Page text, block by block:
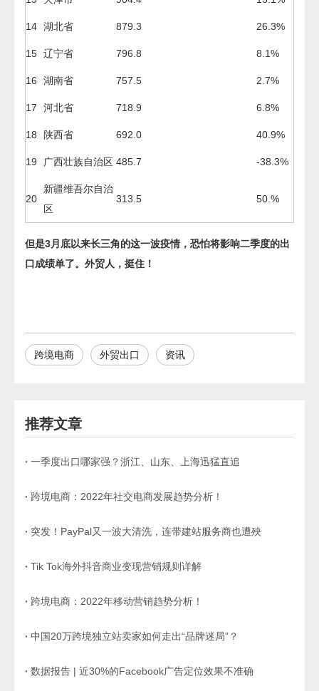
14 湖北省 879.3 26.3%
15 辽宁省 796.8 8.1%
16 湖南省 757.5 2.7%
17 河北省 718.9 6.8%
18 陕西省 692.0 40.9%
19 广西壮族自治区 485.7 -38.3%
20
新疆维吾尔自治
区
313.5 50.%
但是3月底以来长三角的这一波疫情，恐怕将影响二季度的出
口成绩单了。外贸人，挺住！
跨境电商 外贸出口 资讯
推荐文章
一季度出口哪家强？浙江、山东、上海迅猛直追
跨境电商：2022年社交电商发展趋势分析！
突发！PayPal又一波大清洗，连带建站服务商也遭殃
Tik Tok海外抖音商业变现营销规则详解
跨境电商：2022年移动营销趋势分析！
中国20万跨境独立站卖家如何走出“品牌迷局”？
数据报告 | 近30%的Facebook广告定位效果不准确